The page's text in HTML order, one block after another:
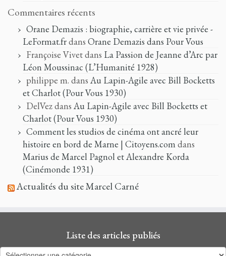
Commentaires récents
Orane Demazis : biographie, carrière et vie privée -
LeFormat.frdans Orane Demazis dans Pour Vous
Françoise Vivetdans La Passion de Jeanne d’Arc par
Léon Moussinac (L’Humanité 1928)
philippe m. dans Au Lapin-Agile avec Bill Bocketts
et Charlot (Pour Vous 1930)
DelVezdans Au Lapin-Agile avec Bill Bocketts et
Charlot (Pour Vous 1930)
Comment les studios de cinéma ont ancré leur
histoire en bord de Marne | Citoyens.comdans
Marius de Marcel Pagnol et Alexandre Korda
(Cinémonde 1931)
Actualités du site Marcel Carné
Liste des articles publiés
Liste